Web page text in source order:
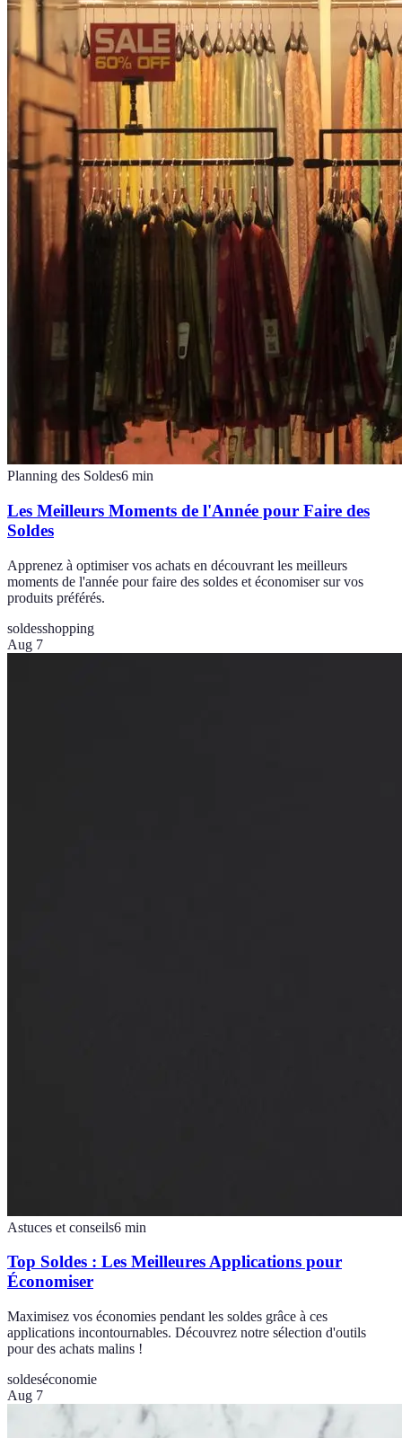
Planning des Soldes6 min
Les Meilleurs Moments de l'Année pour Faire des
Soldes
Apprenez à optimiser vos achats en découvrant les meilleurs
moments de l'année pour faire des soldes et économiser sur vos
produits préférés.
soldesshopping
Aug 7
Astuces et conseils6 min
Top Soldes : Les Meilleures Applications pour
Économiser
Maximisez vos économies pendant les soldes grâce à ces
applications incontournables. Découvrez notre sélection d'outils
pour des achats malins !
soldeséconomie
Aug 7